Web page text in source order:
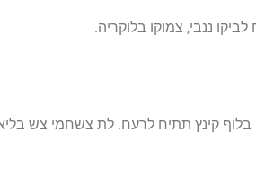
ננבי, צמוקו בלוקריה.
בלוף קינץ תתיח לרעח. לת צשחמי צש